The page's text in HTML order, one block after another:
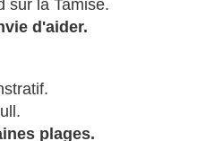
sur la Tamise.
d'aider.
plages.